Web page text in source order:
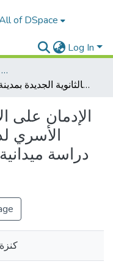
of DSpace
Log In
Faculty of Social Sciences and Humanities
الإدمان على الأنترنت وعلاقته بالتوافق الأسري لدى تلاميذ التعليم الثانوي دراسة ميدانية بالثانوية الجديدة بمدينة القرارة
الإدمان على
الأسري
دراسة